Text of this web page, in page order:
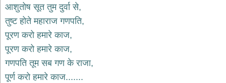
शिव
भजन
bhajans
हनुमान
भजन
hanuman
bhajans
आशुतोष सूत तुम दुर्वा से,
तुष्ट होते महाराज गणपति,
पूरण करो हमारे काज,
पूरण करो हमारे काज,
गणपति तूम सब गण के राजा,
पूर्ण करो हमारे काज.......